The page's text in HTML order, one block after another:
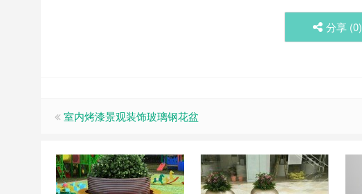
分享 (0)
室内烤漆景观装饰玻璃钢花盆